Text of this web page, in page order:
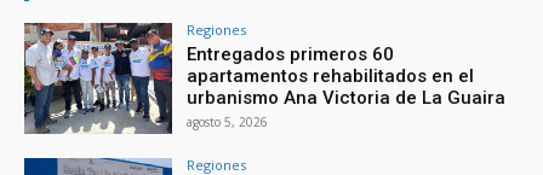
Regiones
Entregados primeros 60
apartamentos rehabilitados en el
urbanismo Ana Victoria de La Guaira
agosto 5, 2026
Regiones